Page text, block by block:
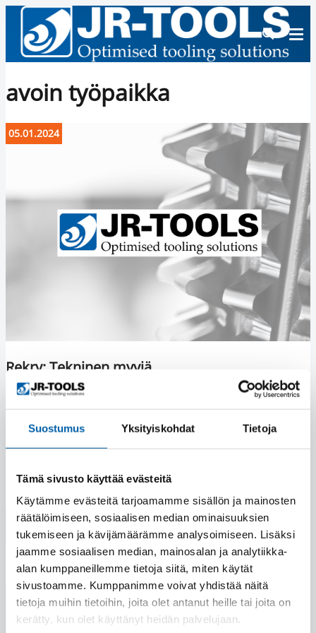
Suostumus Yksityiskohdat Tietoja
Tämä sivusto käyttää evästeitä
Käytämme evästeitä tarjoamamme sisällön ja mainosten
räätälöimiseen, sosiaalisen median ominaisuuksien
tukemiseen ja kävijämäärämme analysoimiseen. Lisäksi
jaamme sosiaalisen median, mainosalan ja analytiikka-
alan kumppaneillemme tietoja siitä, miten käytät
sivustoamme. Kumppanimme voivat yhdistää näitä
tietoja muihin tietoihin, joita olet antanut heille tai joita on
kerätty, kun olet käyttänyt heidän palvelujaan.
avoin työpaikka
05.01.2024
Rekry: Tekninen myyjä
Etsimme teknistä myyjää Tikkakoskelle vakituiseen
työsuhteeseen. Olisitko se sinä?
Lue lisää